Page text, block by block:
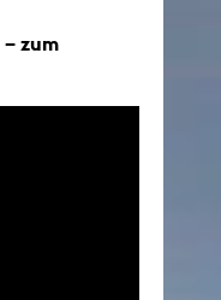
– zum